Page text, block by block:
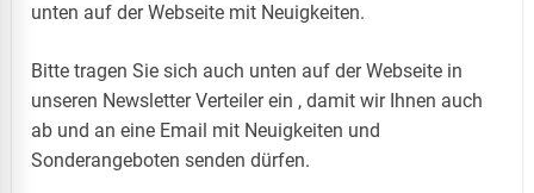
unten auf der Webseite mit Neuigkeiten.
Bitte tragen Sie sich auch unten auf der Webseite in
unseren Newsletter Verteiler ein , damit wir Ihnen auch
ab und an eine Email mit Neuigkeiten und
Sonderangeboten senden dürfen.